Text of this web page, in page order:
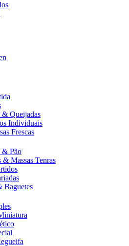
& Queijadas
Individuais
Frescas
& Pão
& Massas Tenras
Baguetes